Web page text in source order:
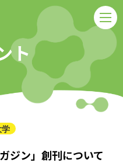
ト
ジン」創刊について